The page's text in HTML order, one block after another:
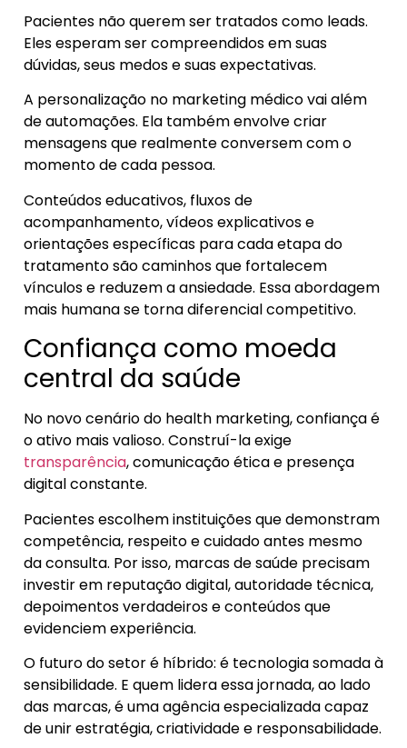
Pacientes não querem ser tratados como leads.
Eles esperam ser compreendidos em suas
dúvidas, seus medos e suas expectativas.
A personalização no marketing médico vai além
de automações. Ela também envolve criar
mensagens que realmente conversem com o
momento de cada pessoa.
Conteúdos educativos, fluxos de
acompanhamento, vídeos explicativos e
orientações específicas para cada etapa do
tratamento são caminhos que fortalecem
vínculos e reduzem a ansiedade. Essa abordagem
mais humana se torna diferencial competitivo.
Confiança como moeda
central da saúde
No novo cenário do health marketing, confiança é
o ativo mais valioso. Construí-la exige
transparência, comunicação ética e presença
digital constante.
Pacientes escolhem instituições que demonstram
competência, respeito e cuidado antes mesmo
da consulta. Por isso, marcas de saúde precisam
investir em reputação digital, autoridade técnica,
depoimentos verdadeiros e conteúdos que
evidenciem experiência.
O futuro do setor é híbrido: é tecnologia somada à
sensibilidade. E quem lidera essa jornada, ao lado
das marcas, é uma agência especializada capaz
de unir estratégia, criatividade e responsabilidade.